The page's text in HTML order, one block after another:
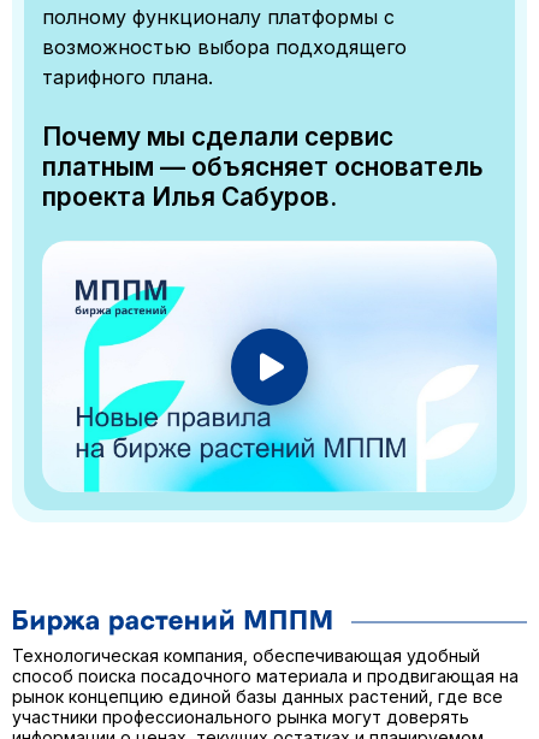
полному функционалу платформы с
возможностью выбора подходящего
тарифного плана.
Почему мы сделали сервис
платным — объясняет основатель
проекта Илья Сабуров.
Технологическая компания, обеспечивающая удобный
способ поиска посадочного материала и продвигающая на
рынок концепцию единой базы данных растений, где все
участники профессионального рынка могут доверять